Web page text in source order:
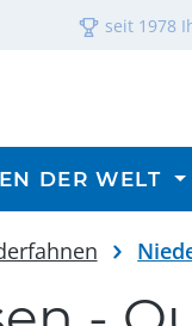
seit 1978
DER WELT